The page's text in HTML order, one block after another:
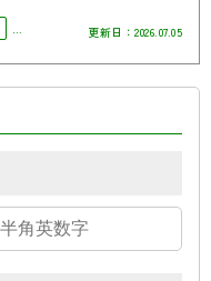
更新日： 2026.07.05